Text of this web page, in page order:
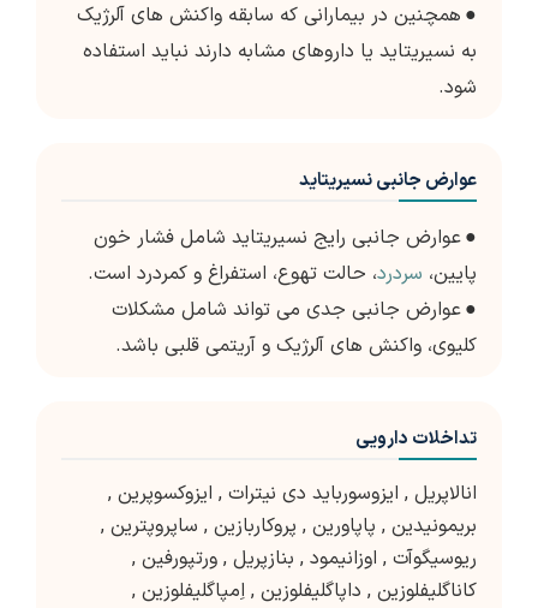
● همچنین در بیمارانی که سابقه واکنش های آلرژیک
به نسیریتاید یا داروهای مشابه دارند نباید استفاده
شود.
عوارض جانبی نسیریتاید
●عوارض جانبی رایج نسیریتاید شامل فشار خون
پایین، سردرد، حالت تهوع، استفراغ و کمردرد است.
●عوارض جانبی جدی می تواند شامل مشکلات
کلیوی، واکنش های آلرژیک و آریتمی قلبی باشد.
تداخلات دارویی
انالاپریل , ایزوسورباید دی نیترات , ایزوکسوپرین ,
بریمونیدین , پاپاورین , پروکاربازین , ساپروپترین ,
ریوسیگوآت , اوزانیمود , بنازپریل , ورتپورفین ,
کاناگلیفلوزین , داپاگلیفلوزین , اِمپاگلیفلوزین ,